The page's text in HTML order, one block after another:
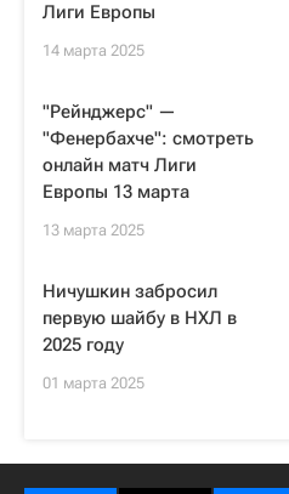
Лиги Европы
14 марта 2025
"Рейнджерс" —
"Фенербахче": смотреть
онлайн матч Лиги
Европы 13 марта
13 марта 2025
Ничушкин забросил
первую шайбу в НХЛ в
2025 году
01 марта 2025